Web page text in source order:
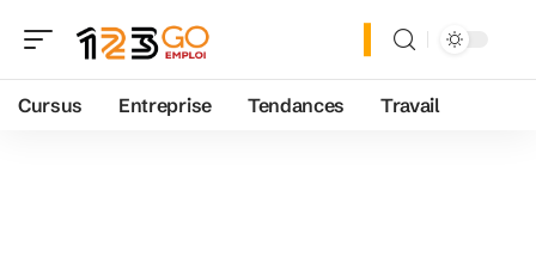
Cursus Entreprise Tendances Travail